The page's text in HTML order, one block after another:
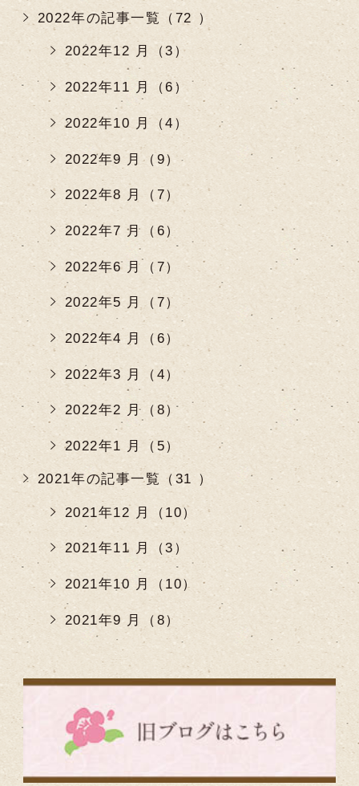
2022年の記事一覧（72 ）
2022年12 月（3）
2022年11 月（6）
2022年10 月（4）
2022年9 月（9）
2022年8 月（7）
2022年7 月（6）
2022年6 月（7）
2022年5 月（7）
2022年4 月（6）
2022年3 月（4）
2022年2 月（8）
2022年1 月（5）
2021年の記事一覧（31 ）
2021年12 月（10）
2021年11 月（3）
2021年10 月（10）
2021年9 月（8）